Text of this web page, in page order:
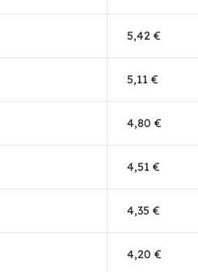
5,42 €
5,11 €
4,80 €
4,51 €
4,35 €
4,20 €